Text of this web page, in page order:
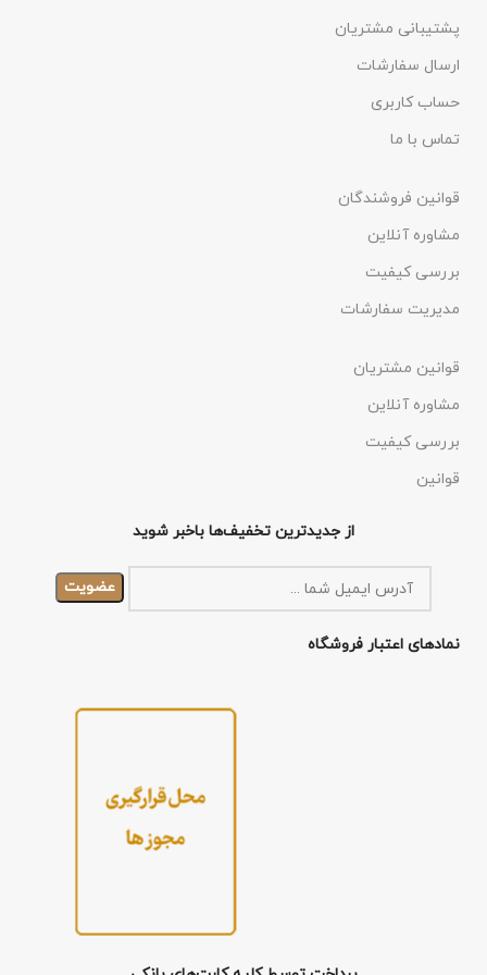
پشتیبانی مشتریان
ارسال سفارشات
حساب کاربری
تماس با ما
قوانین فروشندگان
مشاوره آنلاین
بررسی کیفیت
مدیریت سفارشات
قوانین مشتریان
مشاوره آنلاین
بررسی کیفیت
قوانین
از جدیدترین تخفیف‌ها باخبر شوید
نمادهای اعتبار فروشگاه